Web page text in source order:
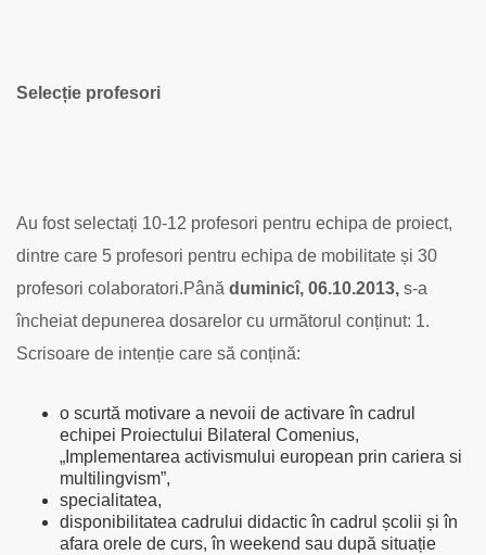
Selecție profesori
Au fost selectați 10-12 profesori pentru echipa de proiect,
dintre care 5 profesori pentru echipa de mobilitate și 30
profesori colaboratori.Până duminicî, 06.10.2013, s-a
încheiat depunerea dosarelor cu următorul conținut: 1.
Scrisoare de intenție care să conțină:
o scurtă motivare a nevoii de activare în cadrul
echipei Proiectului Bilateral Comenius,
„Implementarea activismului european prin cariera si
multilingvism”,
specialitatea,
disponibilitatea cadrului didactic în cadrul școlii și în
afara orele de curs, în weekend sau după situație